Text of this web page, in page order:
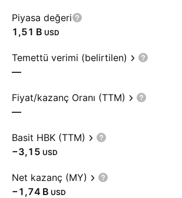
Piyasa değeri
‪1,51 B‬ USD
Temettü verimi (belirtilen)
—
Fiyat/kazanç Oranı (TTM)
—
Basit HBK (TTM)
−3,15 USD
Net kazanç (MY)
‪−1,74 B‬ USD